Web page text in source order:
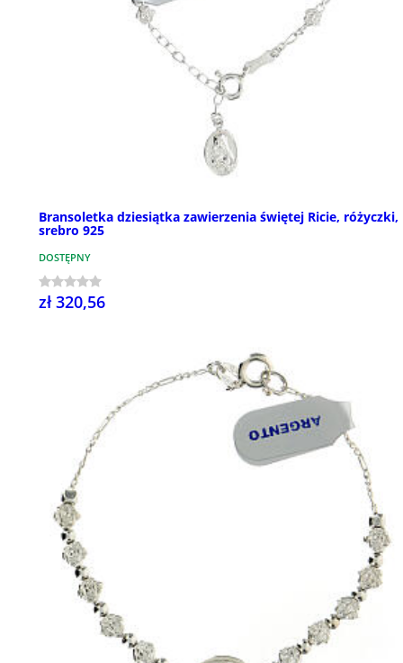
Bransoletka dziesiątka zawierzenia świętej Ricie, różyczki,
srebro 925
DOSTĘPNY
zł 320,56